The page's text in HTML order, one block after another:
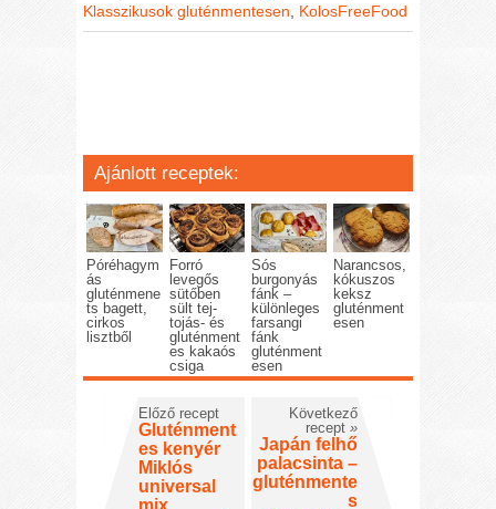
Klasszikusok gluténmentesen
KolosFreeFood
Ajánlott receptek:
Póréhagym
ás
gluténmene
ts bagett,
cirkos
lisztből
Forró
levegős
sütőben
sült tej-
tojás- és
gluténment
es kakaós
csiga
Sós
burgonyás
fánk –
különleges
farsangi
fánk
gluténment
esen
Narancsos,
kókuszos
keksz
gluténment
esen
Előző recept
Gluténment
es kenyér
Miklós
universal
Következő
recept »
Japán felhő
palacsinta –
gluténmente
s